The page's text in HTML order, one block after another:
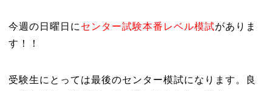
今週の日曜日に センター試験本番レベル模試がありま
す！！
受験生にとっては最後のセンター模試になります。良